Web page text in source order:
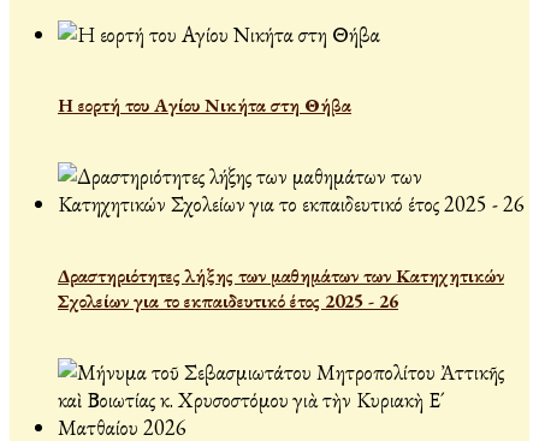
Η εορτή του Αγίου Νικήτα στη Θήβα
Δραστηριότητες λήξης των μαθημάτων των Κατηχητικών
Σχολείων για το εκπαιδευτικό έτος 2025 - 26